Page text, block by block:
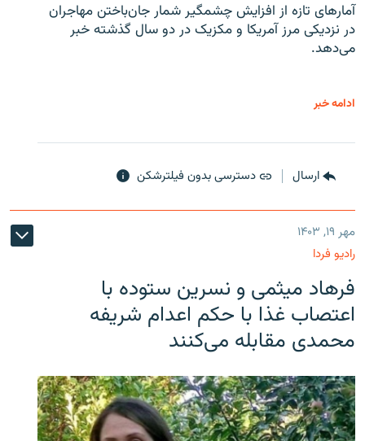
آمارهای تازه از افزایش چشمگیر شمار جان‌باختن مهاجران
در نزدیکی مرز آمریکا و مکزیک در دو سال گذشته خبر
می‌دهد.
ادامه خبر
ارسال دسترسی بدون فیلترشکن
مهر ۱۹, ۱۴۰۳
رادیو فردا
فرهاد میثمی و نسرین ستوده با
اعتصاب غذا با حکم اعدام شریفه
محمدی مقابله می‌کنند